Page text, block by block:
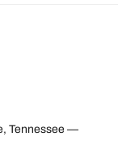
Tennessee —